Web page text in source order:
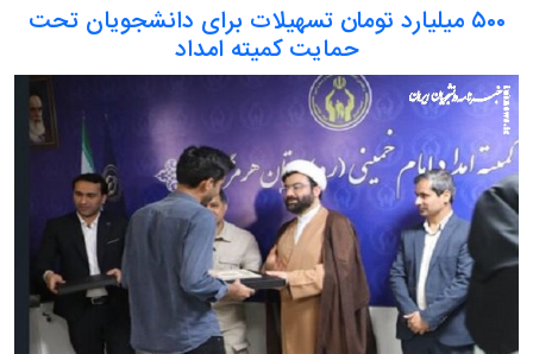
۵۰۰ میلیارد تومان تسهیلات برای دانشجویان تحت
حمایت کمیته امداد